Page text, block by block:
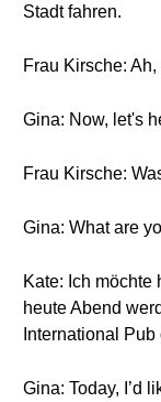
Stadt fahren.
Frau Kirsche:
Gina: Now, let's
Frau Kirsche:
Gina: What are
Kate: Ich möchte
heute Abend
International Pub
Gina: Today, I’d